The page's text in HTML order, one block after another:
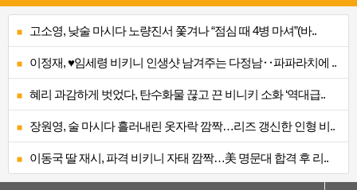
고소영, 낮술 마시다 노량진서 쫓겨나 “점심 때 4병 마셔”(바..
이정재, ♥임세령 비키니 인생샷 남겨주는 다정남‥파파라치에 ..
혜리 과감하게 벗었다, 탄수화물 끊고 끈 비니키 소화 ‘역대급..
장원영, 술 마시다 흘러내린 옷자락 깜짝…리즈 갱신한 인형 비..
이동국 딸 재시, 파격 비키니 자태 깜짝…美 명문대 합격 후 리..